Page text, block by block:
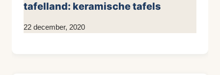
tafelland: keramische tafels
Door
22 december, 2020